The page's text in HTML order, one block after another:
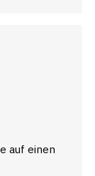
auf einen